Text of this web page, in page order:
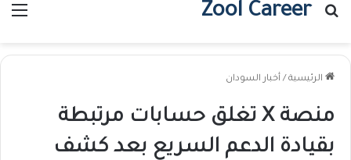
Zool Career
بحث عن
الرئيسية / أخبار السودان
منصة X تغلق حسابات مرتبطة
بقيادة الدعم السريع بعد كشف